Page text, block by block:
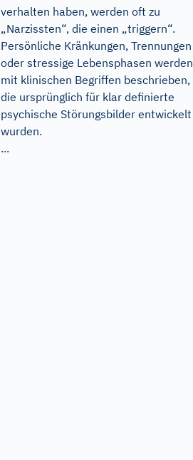
verhalten haben, werden oft zu
„Narzissten“, die einen „triggern“.
Persönliche Kränkungen, Trennungen
oder stressige Lebensphasen werden
mit klinischen Begriffen beschrieben,
die ursprünglich für klar definierte
psychische Störungsbilder entwickelt
wurden.
...